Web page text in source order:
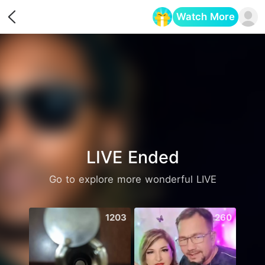
Watch More
LIVE Ended
Go to explore more wonderful LIVE
1203 260
Opens in a new tab